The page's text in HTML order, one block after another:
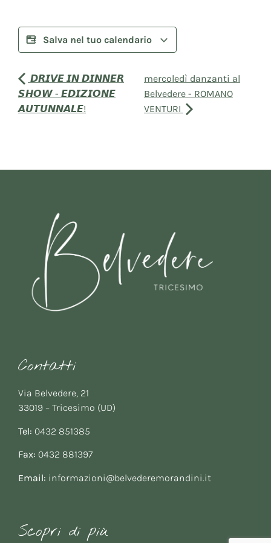
Salva nel tuo calendario
𝘿𝙍𝙄𝙑𝙀 𝙄𝙉 𝘿𝙄𝙉𝙉𝙀𝙍
𝙎𝙃𝙊𝙒 - 𝙀𝘿𝙄𝙕𝙄𝙊𝙉𝙀
𝘼𝙐𝙏𝙐𝙉𝙉𝘼𝙇𝙀!
mercoledì danzanti al
Belvedere - ROMANO
VENTURI
Contatti
Via Belvedere, 21
33019 – Tricesimo (UD)
Tel: 0432 851385
Fax: 0432 881397
Email: informazioni@belvederemorandini.it
Scopri di più